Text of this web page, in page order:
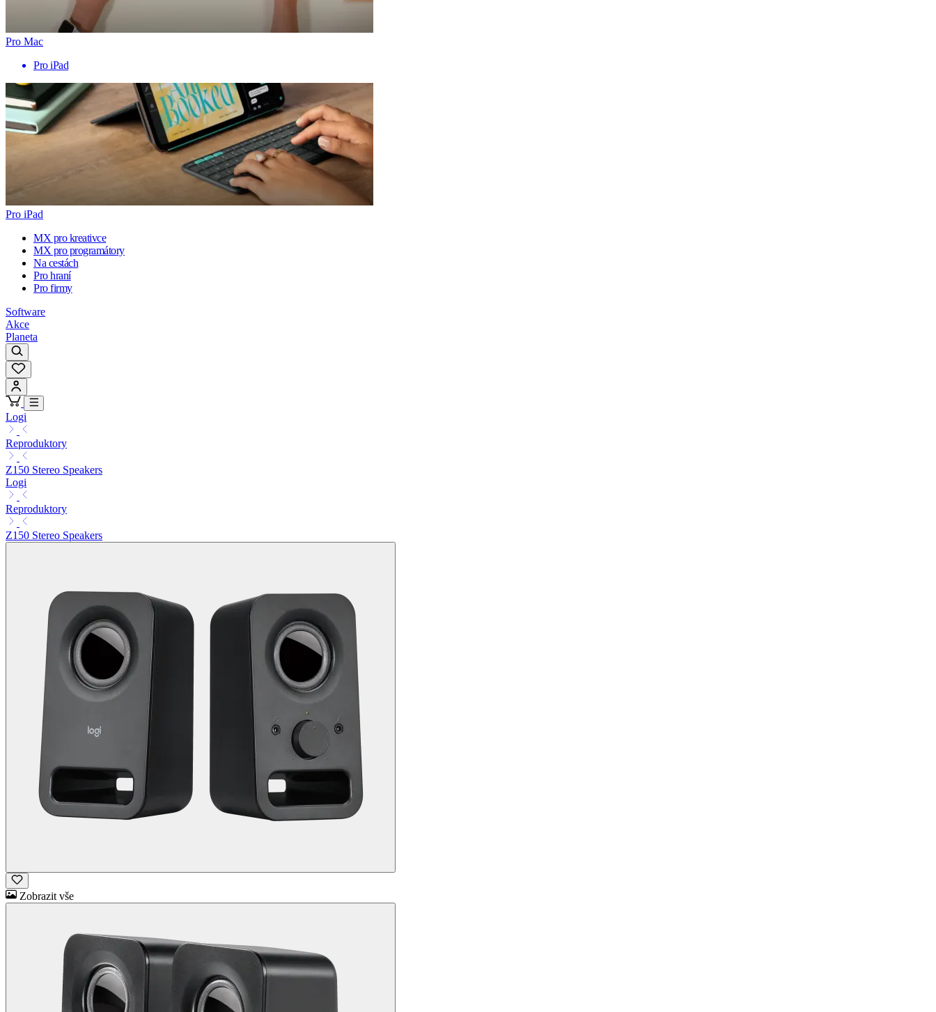
Pro Mac
Pro iPad
Pro iPad
MX pro kreativce
MX pro programátory
Na cestách
Pro hraní
Pro firmy
Software
Akce
Planeta
Logi
Reproduktory
Z150 Stereo Speakers
Logi
Reproduktory
Z150 Stereo Speakers
Zobrazit vše